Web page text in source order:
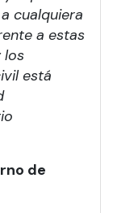
cualquiera
a estas
los
está
de